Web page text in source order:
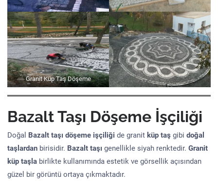
Granit Küp Taş Döşeme
Bazalt Taşı Döşeme İşçiliği
Doğal Bazalt taşı döşeme işçiliği de granit küp taş gibi doğal
taşlardan birisidir. Bazalt taşı genellikle siyah renktedir. Granit
küp taşla birlikte kullanımında estetik ve görsellik açısından
güzel bir görüntü ortaya çıkmaktadır.